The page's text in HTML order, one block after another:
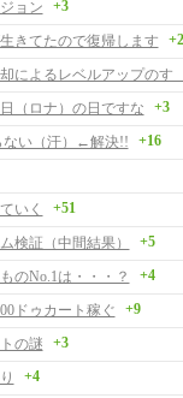
ョン +3
きてたので復帰します +2
によるレベルアップのす
（ロナ）の日ですな
+3
ない（汗）←解決!! +16
いく
+51
検証（中間結果） +5
のNo.1は・・・？ +4
ドゥカート稼ぐ +9
の謎 +3
+4